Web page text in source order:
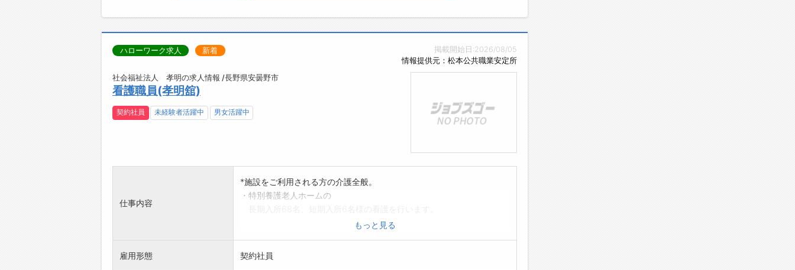
掲載開始日:2026/08/05
情報提供元：松本公共職業安定所
ハローワーク求人 新着
社会福祉法人 孝明の求人情報 /長野県安曇野市
看護職員(孝明舘)
契約社員 未経験者活躍中 男女活躍中
仕事内容
*施設をご利用される方の介護全般。
・特別養護老人ホームの
他職種と協力し食事、入浴、排せつの介護及び生活介助なども
*応募の方は、ハローワークの紹介状をご持参ください。
*変更の範囲:法人の定める業務
もっと見る
雇用形態 契約社員